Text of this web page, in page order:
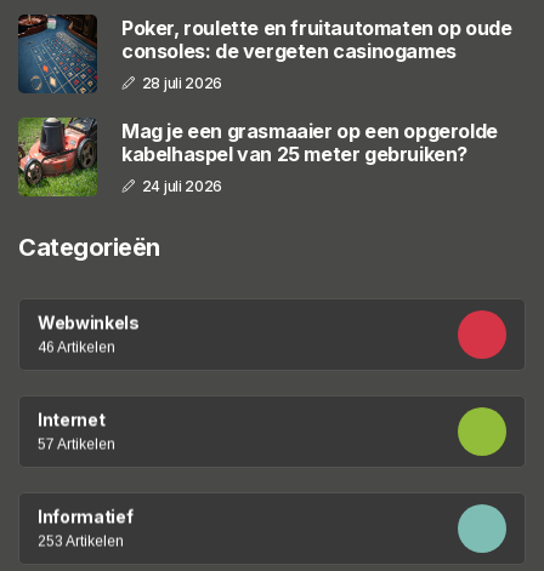
Poker, roulette en fruitautomaten op oude
consoles: de vergeten casinogames
28 juli 2026
Mag je een grasmaaier op een opgerolde
kabelhaspel van 25 meter gebruiken?
24 juli 2026
Categorieën
Webwinkels
46 Artikelen
Internet
57 Artikelen
Informatief
253 Artikelen